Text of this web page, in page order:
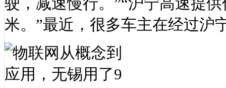
米。”最近，很多车主在经过沪